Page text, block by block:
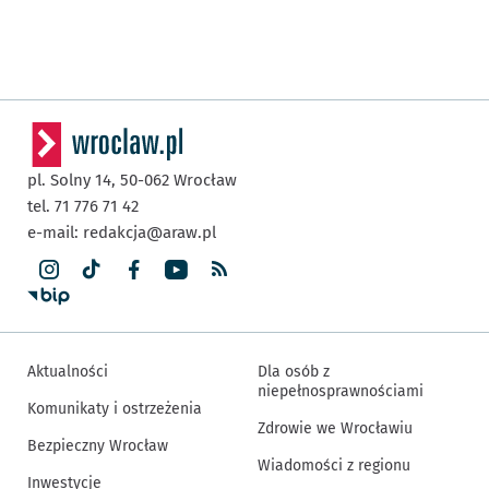
pl. Solny 14, 50-062 Wrocław
tel. 71 776 71 42
e-mail: redakcja@araw.pl
Aktualności
Komunikaty i ostrzeżenia
Bezpieczny Wrocław
Inwestycje
Dla osób z
niepełnosprawnościami
Zdrowie we Wrocławiu
Wiadomości z regionu